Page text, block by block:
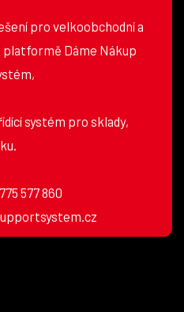
pro velkoobchodní a
platformě Dáme Nákup
systém pro sklady,
577 860